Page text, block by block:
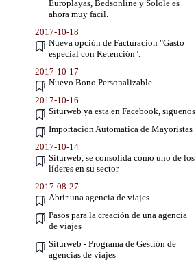
Europlayas, Bedsonline y Solole es
ahora muy facil.
2017-10-18
Nueva opción de Facturacion "Gasto
especial con Retención".
2017-10-17
Nuevo Bono Personalizable
2017-10-16
Siturweb ya esta en Facebook, siguenos
Importacion Automatica de Mayoristas
2017-10-14
Siturweb, se consolida como uno de los
líderes en su sector
2017-08-27
Abrir una agencia de viajes
Pasos para la creación de una agencia
de viajes
Siturweb - Programa de Gestión de
agencias de viajes